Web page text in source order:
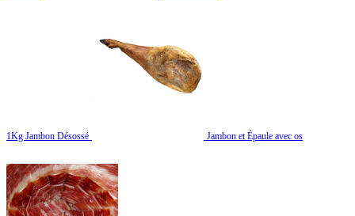
1Kg Jambon Désossé Jambon et Épaule avec os